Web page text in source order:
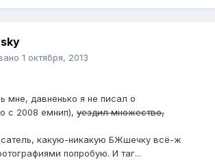
1 октября, 2013
мне, давненько я не писал о
с 2008 емнип), уездил множество,
какую-никакую БЖшечку всё-ж
попробую. И таг...